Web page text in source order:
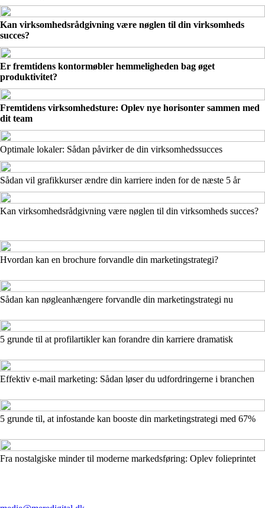
Kan virksomhedsrådgivning være nøglen til din virksomheds
succes?
Er fremtidens kontormøbler hemmeligheden bag øget
produktivitet?
Fremtidens virksomhedsture: Oplev nye horisonter sammen med
dit team
Optimale lokaler: Sådan påvirker de din virksomhedssucces
Sådan vil grafikkurser ændre din karriere inden for de næste 5 år
Kan virksomhedsrådgivning være nøglen til din virksomheds succes?
Hvordan kan en brochure forvandle din marketingstrategi?
Sådan kan nøgleanhængere forvandle din marketingstrategi nu
5 grunde til at profilartikler kan forandre din karriere dramatisk
Effektiv e-mail marketing: Sådan løser du udfordringerne i branchen
5 grunde til, at infostande kan booste din marketingstrategi med 67%
Fra nostalgiske minder til moderne markedsføring: Oplev folieprintet